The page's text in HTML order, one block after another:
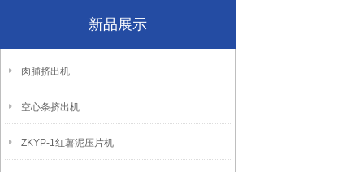
新品展示
肉脯挤出机
空心条挤出机
ZKYP-1红薯泥压片机